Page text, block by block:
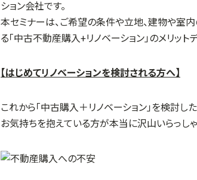
ション会社です。
本セミナーは、ご希望の条件や立地、建物や室
る「中古不動産購入+リノベーション」のメリッ
【はじめてリノベーションを検討される方へ】
これから「中古購入＋リノベーション」を検討
お気持ちを抱えている方が本当に沢山いらっしゃ